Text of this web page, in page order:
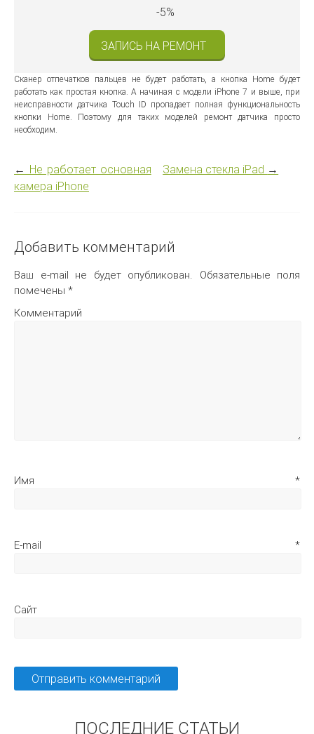
-5%
ЗАПИСЬ НА РЕМОНТ
Сканер отпечатков пальцев не будет работать, а кнопка Home будет
работать как простая кнопка. А начиная с модели iPhone 7 и выше, при
неисправности датчика Touch ID пропадает полная функциональность
кнопки Home. Поэтому для таких моделей ремонт датчика просто
необходим.
← Не работает основная
камера iPhone
Замена стекла iPad →
Добавить комментарий
Ваш e-mail не будет опубликован. Обязательные поля
помечены *
Комментарий
Имя *
E-mail *
Сайт
ПОСЛЕДНИЕ СТАТЬИ